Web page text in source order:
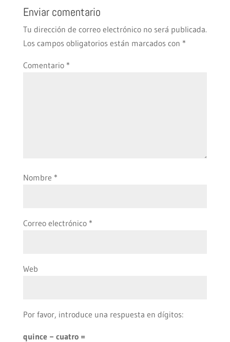
Enviar comentario
Tu dirección de correo electrónico no será publicada.
Los campos obligatorios están marcados con *
Comentario *
Nombre *
Correo electrónico *
Web
Por favor, introduce una respuesta en dígitos:
quince − cuatro =